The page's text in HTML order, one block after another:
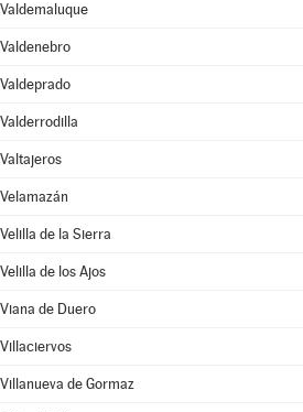
Valdemaluque
Valdenebro
Valdeprado
Valderrodilla
Valtajeros
Velamazán
Velilla de la Sierra
Velilla de los Ajos
Viana de Duero
Villaciervos
Villanueva de Gormaz